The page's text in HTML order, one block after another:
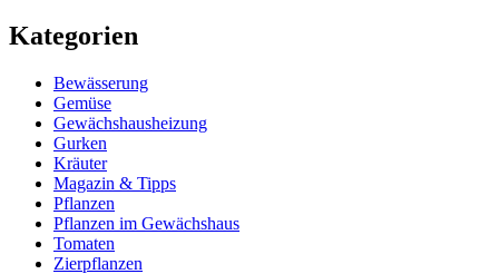
Kategorien
Bewässerung
Gemüse
Gewächshausheizung
Gurken
Kräuter
Magazin & Tipps
Pflanzen
Pflanzen im Gewächshaus
Tomaten
Zierpflanzen